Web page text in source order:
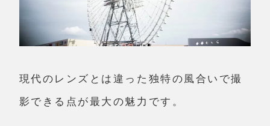
現代のレンズとは違った 独特の風合いで撮
影できる点が最大の魅力 です。